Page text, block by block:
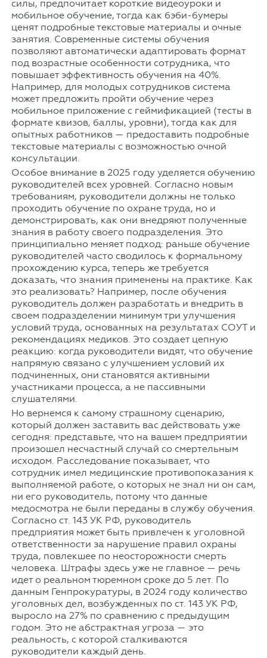
силы, предпочитает короткие видеоуроки и
мобильное обучение, тогда как бэби-бумеры
ценят подробные текстовые материалы и очные
занятия. Современные системы обучения
позволяют автоматически адаптировать формат
под возрастные особенности сотрудника, что
повышает эффективность обучения на 40%.
Например, для молодых сотрудников система
может предложить пройти обучение через
мобильное приложение с геймификацией (тесты в
формате квизов, баллы, уровни), тогда как для
опытных работников — предоставить подробные
текстовые материалы с возможностью очной
консультации.
Особое внимание в 2025 году уделяется обучению
руководителей всех уровней. Согласно новым
требованиям, руководители должны не только
проходить обучение по охране труда, но и
демонстрировать, как они внедряют полученные
знания в работу своего подразделения. Это
принципиально меняет подход: раньше обучение
руководителей часто сводилось к формальному
прохождению курса, теперь же требуется
доказать, что знания применены на практике. Как
это реализовать? Например, после обучения
руководитель должен разработать и внедрить в
своем подразделении минимум три улучшения
условий труда, основанных на результатах СОУТ и
рекомендациях медиков. Это создает цепную
реакцию: когда руководители видят, что обучение
напрямую связано с улучшением условий их
подчиненных, они становятся активными
участниками процесса, а не пассивными
слушателями.
Но вернемся к самому страшному сценарию,
который должен заставить вас действовать уже
сегодня: представьте, что на вашем предприятии
произошел несчастный случай со смертельным
исходом. Расследование показывает, что
сотрудник имел медицинские противопоказания к
выполняемой работе, о которых не знал ни он сам,
ни его руководитель, потому что данные
медосмотра не были переданы в службу обучения.
Согласно ст. 143 УК РФ, руководитель
предприятия может быть привлечен к уголовной
ответственности за нарушение правил охраны
труда, повлекшее по неосторожности смерть
человека. Штрафы здесь уже не главное — речь
идет о реальном тюремном сроке до 5 лет. По
данным Генпрокуратуры, в 2024 году количество
уголовных дел, возбужденных по ст. 143 УК РФ,
выросло на 27% по сравнению с предыдущим
годом. Это не абстрактная угроза — это
реальность, с которой сталкиваются
руководители каждый день.